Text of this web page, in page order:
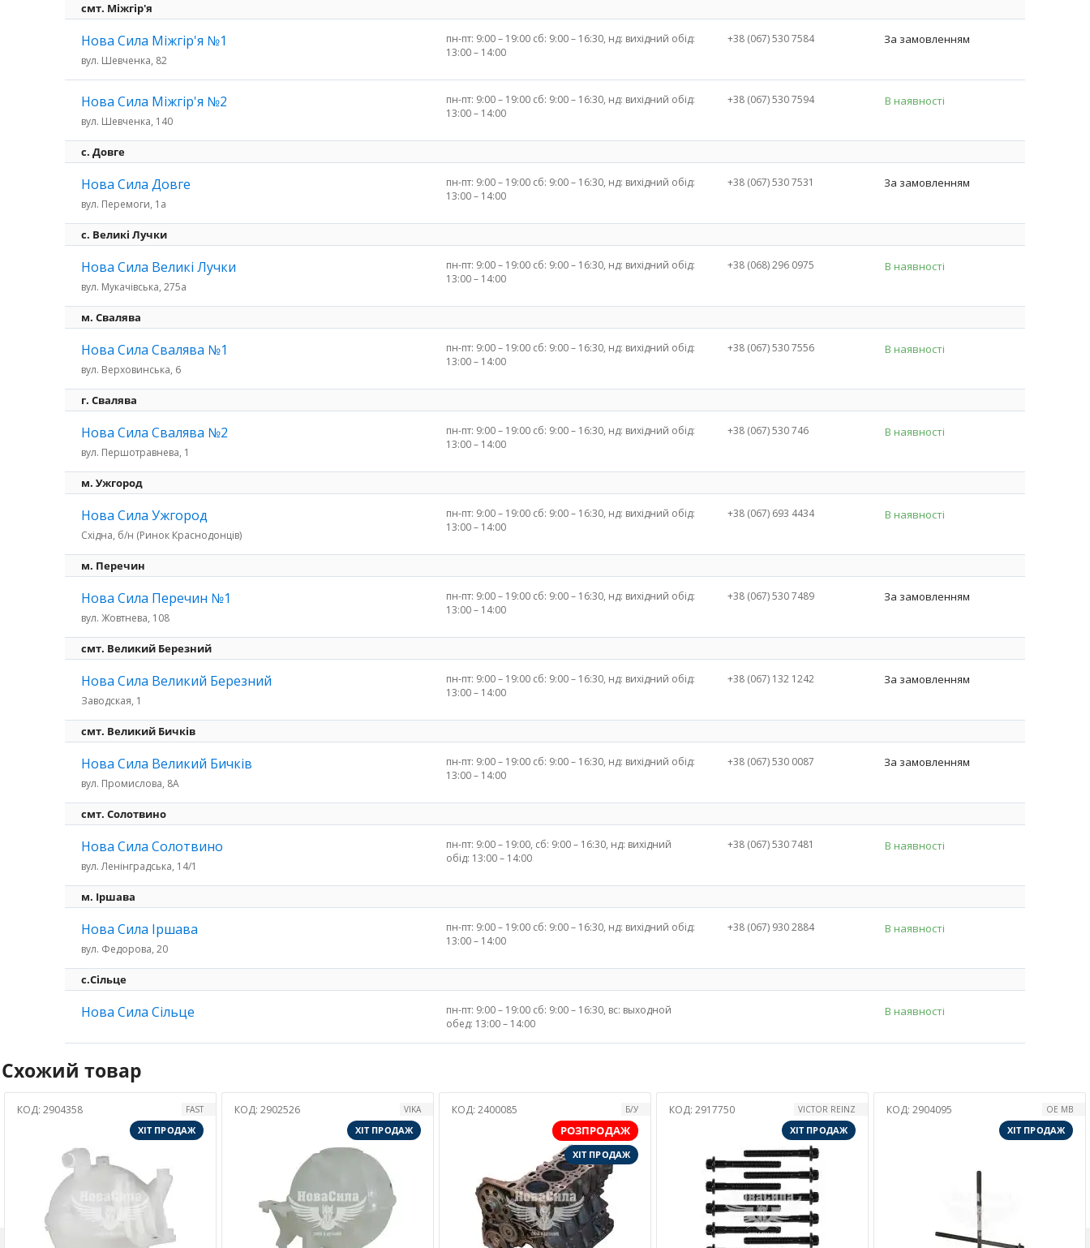
смт. Міжгір'я
Нова Сила Міжгір'я №1
вул. Шевченка, 82
пн-пт: 9:00 – 19:00 сб: 9:00 – 16:30, нд: вихідний обід:
13:00 – 14:00
+38 (067) 530 7584 За замовленням
Нова Сила Міжгір'я №2
вул. Шевченка, 140
пн-пт: 9:00 – 19:00 сб: 9:00 – 16:30, нд: вихідний обід:
13:00 – 14:00
+38 (067) 530 7594 В наявності
с. Довге
Нова Сила Довге
вул. Перемоги, 1а
пн-пт: 9:00 – 19:00 сб: 9:00 – 16:30, нд: вихідний обід:
13:00 – 14:00
+38 (067) 530 7531 За замовленням
c. Великі Лучки
Нова Сила Великі Лучки
вул. Мукачівська, 275а
пн-пт: 9:00 – 19:00 сб: 9:00 – 16:30, нд: вихідний обід:
13:00 – 14:00
+38 (068) 296 0975 В наявності
м. Свалява
Нова Сила Свалява №1
вул. Верховинська, 6
пн-пт: 9:00 – 19:00 сб: 9:00 – 16:30, нд: вихідний обід:
13:00 – 14:00
+38 (067) 530 7556 В наявності
г. Свалява
Нова Сила Свалява №2
вул. Першотравнева, 1
пн-пт: 9:00 – 19:00 сб: 9:00 – 16:30, нд: вихідний обід:
13:00 – 14:00
+38 (067) 530 746 В наявності
м. Ужгород
Нова Сила Ужгород
Східна, б/н (Ринок Краснодонців)
пн-пт: 9:00 – 19:00 сб: 9:00 – 16:30, нд: вихідний обід:
13:00 – 14:00
+38 (067) 693 4434 В наявності
м. Перечин
Нова Сила Перечин №1
вул. Жовтнева, 108
пн-пт: 9:00 – 19:00 сб: 9:00 – 16:30, нд: вихідний обід:
13:00 – 14:00
+38 (067) 530 7489 За замовленням
смт. Великий Березний
Нова Сила Великий Березний
Заводская, 1
пн-пт: 9:00 – 19:00 сб: 9:00 – 16:30, нд: вихідний обід:
13:00 – 14:00
+38 (067) 132 1242 За замовленням
смт. Великий Бичків
Нова Сила Великий Бичків
вул. Промислова, 8А
пн-пт: 9:00 – 19:00 сб: 9:00 – 16:30, нд: вихідний обід:
13:00 – 14:00
+38 (067) 530 0087 За замовленням
смт. Солотвино
Нова Сила Солотвино
вул. Ленінградська, 14/1
пн-пт: 9:00 – 19:00, сб: 9:00 – 16:30, нд: вихідний
обід: 13:00 – 14:00
+38 (067) 530 7481 В наявності
м. Іршава
Нова Сила Іршава
вул. Федорова, 20
пн-пт: 9:00 – 19:00 сб: 9:00 – 16:30, нд: вихідний обід:
13:00 – 14:00
+38 (067) 930 2884 В наявності
с.Сільце
Нова Сила Сільце
пн-пт: 9:00 – 19:00 сб: 9:00 – 16:30, вс: выходной
обед: 13:00 – 14:00
В наявності
Схожий товар
FAST
КОД:
VIKA
ХІТ ПРОДАЖ
КОД: Б/У
РОЗПРОДАЖ
КОД:
VICTOR REINZ
ХІТ ПРОДАЖ
КОД:
OE MB
ХІТ ПРОДАЖ
КОД:
ХІТ